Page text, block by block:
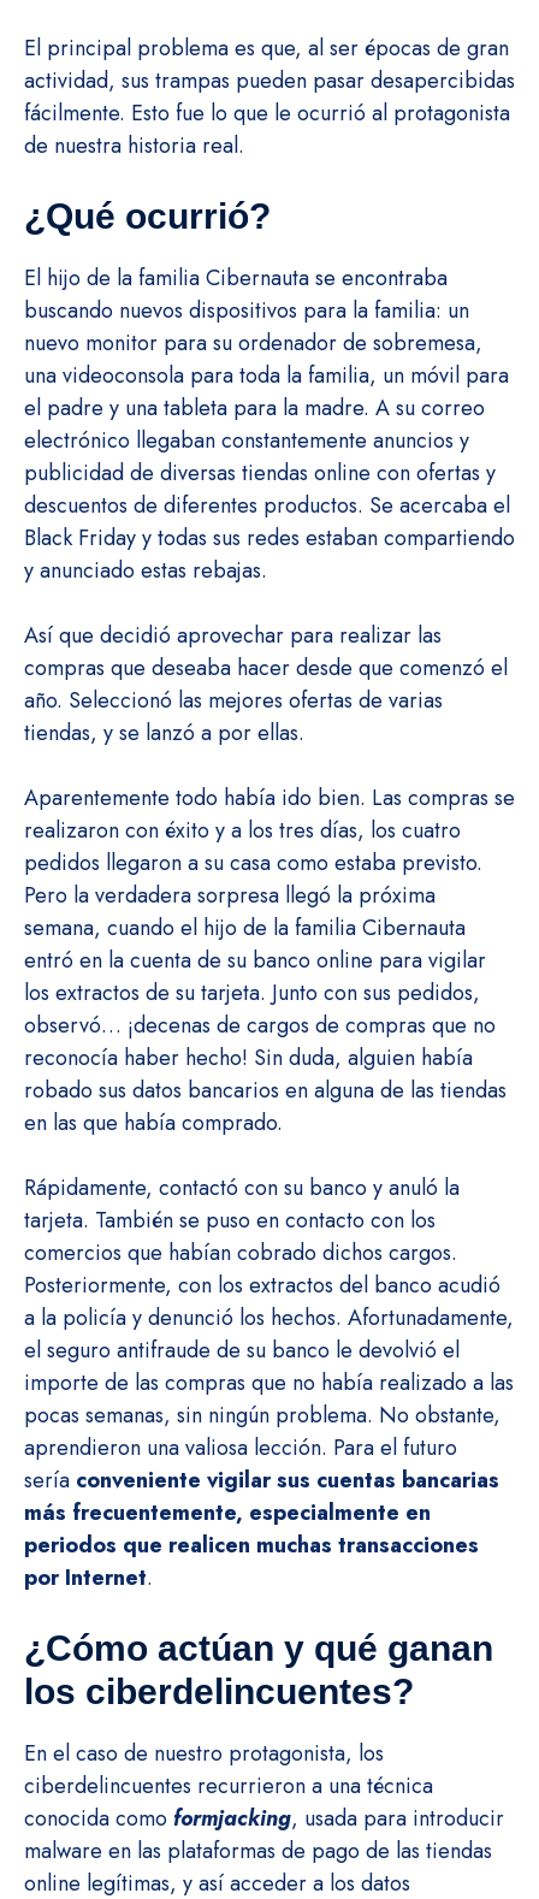
El principal problema es que, al ser épocas de gran
actividad, sus trampas pueden pasar desapercibidas
fácilmente. Esto fue lo que le ocurrió al protagonista
de nuestra historia real.
¿Qué ocurrió?
El hijo de la familia Cibernauta se encontraba
buscando nuevos dispositivos para la familia: un
nuevo monitor para su ordenador de sobremesa,
una videoconsola para toda la familia, un móvil para
el padre y una tableta para la madre. A su correo
electrónico llegaban constantemente anuncios y
publicidad de diversas tiendas online con ofertas y
descuentos de diferentes productos. Se acercaba el
Black Friday y todas sus redes estaban compartiendo
y anunciado estas rebajas.
Así que decidió aprovechar para realizar las
compras que deseaba hacer desde que comenzó el
año. Seleccionó las mejores ofertas de varias
tiendas, y se lanzó a por ellas.
Aparentemente todo había ido bien. Las compras se
realizaron con éxito y a los tres días, los cuatro
pedidos llegaron a su casa como estaba previsto.
Pero la verdadera sorpresa llegó la próxima
semana, cuando el hijo de la familia Cibernauta
entró en la cuenta de su banco online para vigilar
los extractos de su tarjeta. Junto con sus pedidos,
observó… ¡decenas de cargos de compras que no
reconocía haber hecho! Sin duda, alguien había
robado sus datos bancarios en alguna de las tiendas
en las que había comprado.
Rápidamente, contactó con su banco y anuló la
tarjeta. También se puso en contacto con los
comercios que habían cobrado dichos cargos.
Posteriormente, con los extractos del banco acudió
a la policía y denunció los hechos. Afortunadamente,
el seguro antifraude de su banco le devolvió el
importe de las compras que no había realizado a las
pocas semanas, sin ningún problema. No obstante,
aprendieron una valiosa lección. Para el futuro
sería conveniente vigilar sus cuentas bancarias
más frecuentemente, especialmente en
periodos que realicen muchas transacciones
por Internet.
¿Cómo actúan y qué ganan
los ciberdelincuentes?
En el caso de nuestro protagonista, los
ciberdelincuentes recurrieron a una técnica
conocida como formjacking, usada para introducir
malware en las plataformas de pago de las tiendas
online legítimas, y así acceder a los datos